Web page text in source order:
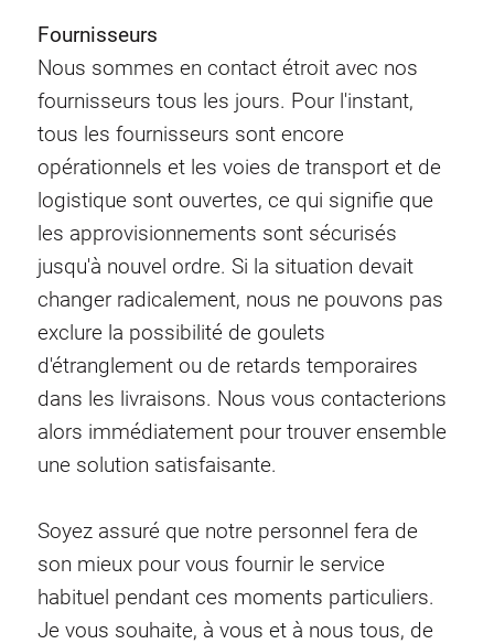
Fournisseurs
Nous sommes en contact étroit avec nos
fournisseurs tous les jours. Pour l'instant,
tous les fournisseurs sont encore
opérationnels et les voies de transport et de
logistique sont ouvertes, ce qui signifie que
les approvisionnements sont sécurisés
jusqu'à nouvel ordre. Si la situation devait
changer radicalement, nous ne pouvons pas
exclure la possibilité de goulets
d'étranglement ou de retards temporaires
dans les livraisons. Nous vous contacterions
alors immédiatement pour trouver ensemble
une solution satisfaisante.
Soyez assuré que notre personnel fera de
son mieux pour vous fournir le service
habituel pendant ces moments particuliers.
Je vous souhaite, à vous et à nous tous, de